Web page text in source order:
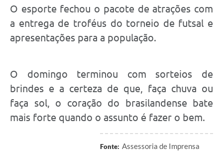
O esporte fechou o pacote de atrações com
a entrega de troféus do torneio de futsal e
apresentações para a população.
O domingo terminou com sorteios de
brindes e a certeza de que, faça chuva ou
faça sol, o coração do brasilandense bate
mais forte quando o assunto é fazer o bem.
Fonte: Assessoria de Imprensa